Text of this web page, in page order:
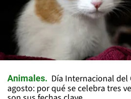
Animales
Día Internacional del
agosto: por qué se celebra tres